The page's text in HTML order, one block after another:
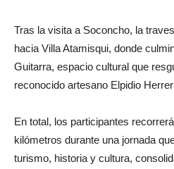
Tras la visita a Soconcho, la
hacia Villa Atamisqui, donde
Guitarra, espacio cultural que
reconocido artesano Elpidio
En total, los participantes
kilómetros durante una jornada
turismo, historia y cultura,